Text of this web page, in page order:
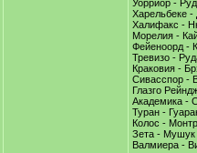
Уорриор -
Харельбеке -
Халифакс -
Морелия -
Фейеноорд -
Тревизо -
Краковия -
Сивасспор -
Глазго
Академика -
Туран -
Колос -
Зета - Мушук
Валмиера -